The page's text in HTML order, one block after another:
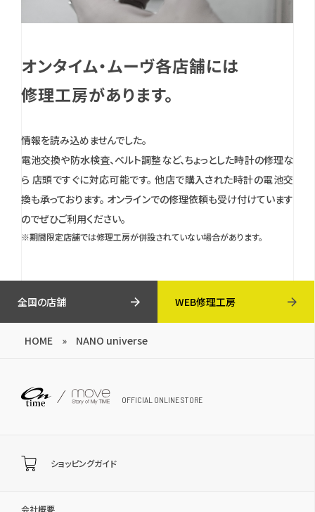
オンタイム・ムーヴ各店舗には
修理工房があります。
情報を読み込めませんでした。
電池交換や防水検査、ベルト調整など、ちょっとした時計の修理な
ら 店頭ですぐに対応可能です。 他店で購入された時計の電池交
換も承っております。 オンラインでの修理依頼も受け付けています
のでぜひご利用ください。
※期間限定店舗では修理工房が併設されていない場合があります。
全国の店舗 WEB修理工房
HOME » NANO universe
OFFICIAL ONLINE STORE
会社概要
ショッピングガイド